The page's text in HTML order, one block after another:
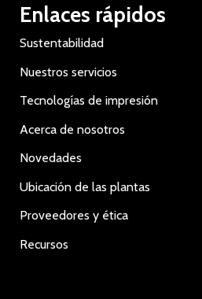
Enlaces rápidos
Sustentabilidad
Nuestros servicios
Tecnologías de impresión
Acerca de nosotros
Novedades
Ubicación de las plantas
Proveedores y ética
Recursos